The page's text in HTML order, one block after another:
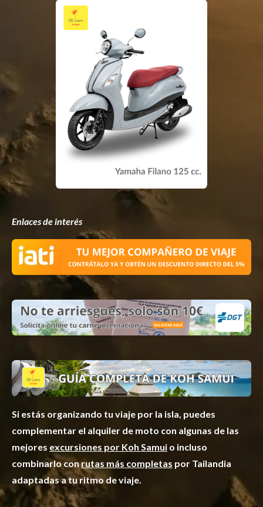
Enlaces de interés
Si estás organizando tu viaje por la isla, puedes
complementar el alquiler de moto con algunas de las
mejores excursiones por Koh Samui o incluso
combinarlo conrutas más completas por Tailandia
adaptadas a tu ritmo de viaje.